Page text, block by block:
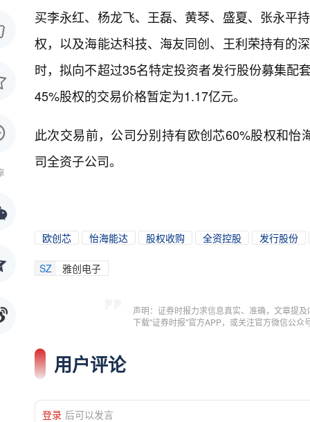
买李永红、杨龙飞、王磊、黄琴、盛夏、张永平
权，以及海能达科技、海友同创、王利荣持有的
时，拟向不超过35名特定投资者发行股份募集配
45%股权的交易价格暂定为1.17亿元。
此次交易前，公司分别持有欧创芯60%股权和
司全资子公司。
欧创芯 怡海能达 股权收购 全资控股 发行股份
SZ 雅创电子
声明：证券时报力求信息真实、准确，文章提
下载"证券时报"官方APP，或关注官方微信公
用户评论
登录 后可以发言